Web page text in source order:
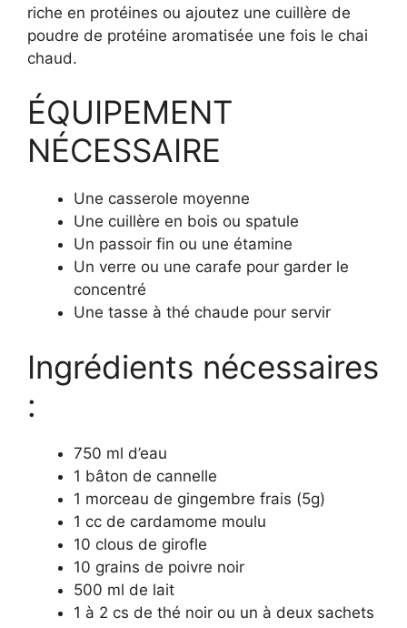
riche en protéines ou ajoutez une cuillère de
poudre de protéine aromatisée une fois le chai
chaud.
ÉQUIPEMENT
NÉCESSAIRE
Une casserole moyenne
Une cuillère en bois ou spatule
Un passoir fin ou une étamine
Un verre ou une carafe pour garder le
concentré
Une tasse à thé chaude pour servir
Ingrédients nécessaires
:
750 ml d’eau
1 bâton de cannelle
1 morceau de gingembre frais (5g)
1 cc de cardamome moulu
10 clous de girofle
10 grains de poivre noir
500 ml de lait
1 à 2 cs de thé noir ou un à deux sachets